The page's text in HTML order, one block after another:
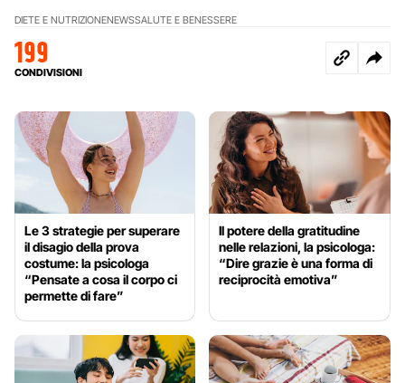
DIETE E NUTRIZIONENEWSSALUTE E BENESSERE
199
CONDIVISIONI
Le 3 strategie per superare
il disagio della prova
costume: la psicologa
“Pensate a cosa il corpo ci
permette di fare”
Il potere della gratitudine
nelle relazioni, la psicologa:
“Dire grazie è una forma di
reciprocità emotiva”